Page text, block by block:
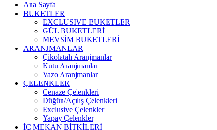
Ana Sayfa
BUKETLER
EXCLUSIVE BUKETLER
GÜL BUKETLERİ
MEVSİM BUKETLERİ
ARANJMANLAR
Çikolatalı Aranjmanlar
Kutu Aranjmanlar
Vazo Aranjmanlar
ÇELENKLER
Cenaze Çelenkleri
Düğün/Açılış Çelenkleri
Exclusive Çelenkler
Yapay Çelenkler
İÇ MEKAN BİTKİLERİ